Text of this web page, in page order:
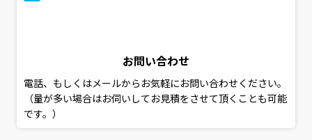
お問い合わせ
電話、もしくはメールからお気軽にお問い合わせください。
（量が多い場合はお伺いしてお見積をさせて頂くことも可能
です。）